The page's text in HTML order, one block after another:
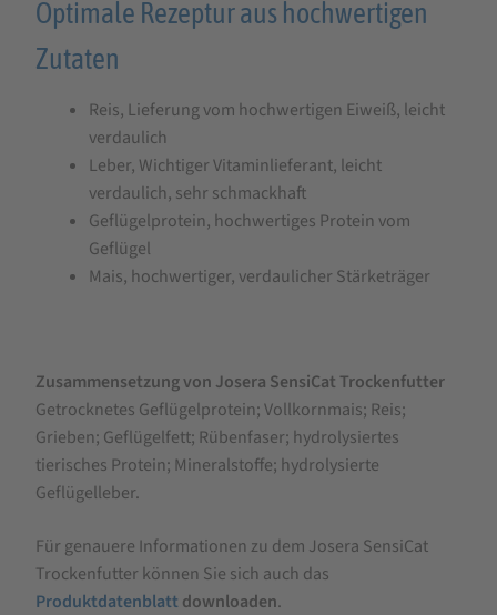
Optimale Rezeptur aus hochwertigen
Zutaten
Reis, Lieferung vom hochwertigen Eiweiß, leicht
verdaulich
Leber, Wichtiger Vitaminlieferant, leicht
verdaulich, sehr schmackhaft
Geflügelprotein, hochwertiges Protein vom
Geflügel
Mais, hochwertiger, verdaulicher Stärketräger
Zusammensetzung von Josera SensiCat Trockenfutter
Getrocknetes Geflügelprotein; Vollkornmais; Reis;
Grieben; Geflügelfett; Rübenfaser; hydrolysiertes
tierisches Protein; Mineralstoffe; hydrolysierte
Geflügelleber.
Für genauere Informationen zu dem Josera SensiCat
Trockenfutter können Sie sich auch das
Produktdatenblattdownloaden.